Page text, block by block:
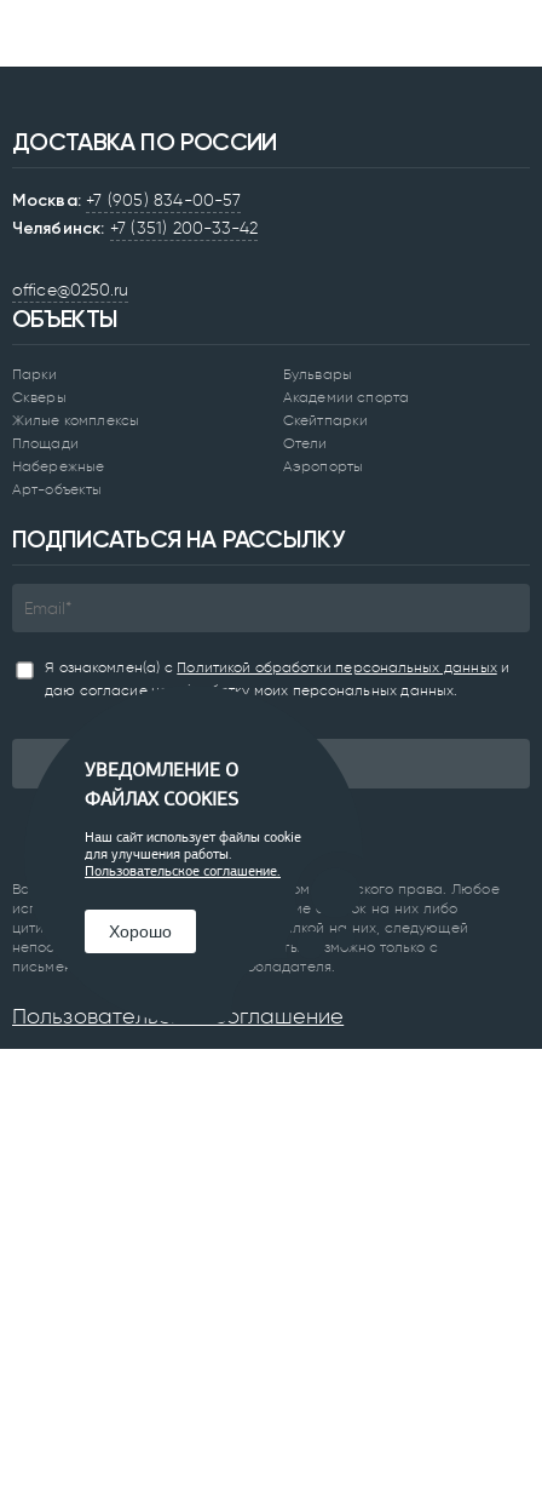
ДОСТАВКА ПО РОССИИ
Москва: +7 (905) 834-00-57
Челябинск: +7 (351) 200-33-42
office@0250.ru
ОБЪЕКТЫ
Парки
Скверы
Жилые комплексы
Площади
Набережные
Арт-объекты
Бульвары
Академии спорта
Скейтпарки
Отели
Аэропорты
ПОДПИСАТЬСЯ НА РАССЫЛКУ
Я ознакомлен(а) с Политикой обработки персональных данныхи
даю согласие на обработку моих персональных данных.
Подписаться
Все материалы сайта являются объектом авторского права. Любое
использование материалов сайта, кроме ссылок на них либо
цитирование с обязательной гиперссылкой на них, следующей
непосредственно до либо после цитаты, возможно только с
письменного разрешения правообладателя.
Пользовательское соглашение
УВЕДОМЛЕНИЕ О
ФАЙЛАХ COOKIES
Наш сайт использует файлы cookie
для улучшения работы.
Пользовательское соглашение.
Хорошо